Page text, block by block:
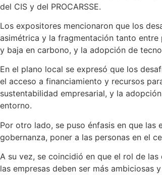
del CIS y del PROCARSSE.
Los expositores mencionaron que los
asimétrica y la fragmentación tanto
y baja en carbono, y la adopción de
En el plano local se expresó que los
el acceso a financiamiento y recursos
sustentabilidad empresarial, y la
entorno.
Por otro lado, se puso énfasis en que
gobernanza, poner a las personas en el
A su vez, se coincidió en que el rol de
las empresas deben ser más